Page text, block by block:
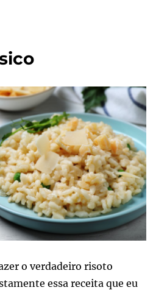
o verdadeiro risoto
essa receita que eu